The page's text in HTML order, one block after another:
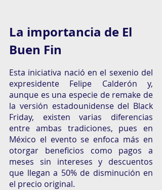
La importancia de El
Buen Fin
Esta iniciativa nació en el sexenio del
expresidente Felipe Calderón y,
aunque es una especie de remake de
la versión estadounidense del Black
Friday, existen varias diferencias
entre ambas tradiciones, pues en
México el evento se enfoca más en
otorgar beneficios como pagos a
meses sin intereses y descuentos
que llegan a 50% de disminución en
el precio original.